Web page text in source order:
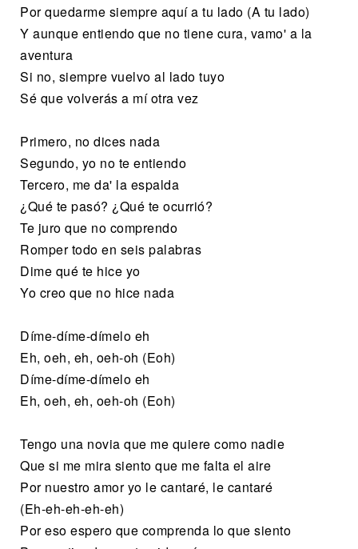
Por quedarme siempre aquí a tu lado (A tu lado)
Y aunque entiendo que no tiene cura, vamo' a la
aventura
Si no, siempre vuelvo al lado tuyo
Sé que volverás a mí otra vez
Primero, no dices nada
Segundo, yo no te entiendo
Tercero, me da' la espalda
¿Qué te pasó? ¿Qué te ocurrió?
Te juro que no comprendo
Romper todo en seis palabras
Dime qué te hice yo
Yo creo que no hice nada
Díme-díme-dímelo eh
Eh, oeh, eh, oeh-oh (Eoh)
Díme-díme-dímelo eh
Eh, oeh, eh, oeh-oh (Eoh)
Tengo una novia que me quiere como nadie
Que si me mira siento que me falta el aire
Por nuestro amor yo le cantaré, le cantaré
(Eh-eh-eh-eh-eh)
Por eso espero que comprenda lo que siento